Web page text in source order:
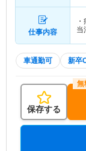
仕事内容
当
車通勤可 新卒
保存する